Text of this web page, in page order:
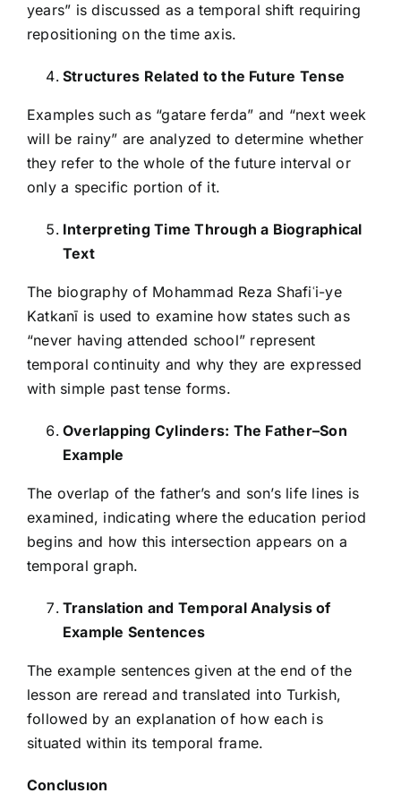
years” is discussed as a temporal shift requiring
repositioning on the time axis.
Structures Related to the Future Tense
Examples such as “gatare ferda” and “next week
will be rainy” are analyzed to determine whether
they refer to the whole of the future interval or
only a specific portion of it.
Interpreting Time Through a Biographical
Text
The biography of Mohammad Reza Shafiʿi-ye
Katkanī is used to examine how states such as
“never having attended school” represent
temporal continuity and why they are expressed
with simple past tense forms.
Overlapping Cylinders: The Father–Son
Example
The overlap of the father’s and son’s life lines is
examined, indicating where the education period
begins and how this intersection appears on a
temporal graph.
Translation and Temporal Analysis of
Example Sentences
The example sentences given at the end of the
lesson are reread and translated into Turkish,
followed by an explanation of how each is
situated within its temporal frame.
Conclusıon